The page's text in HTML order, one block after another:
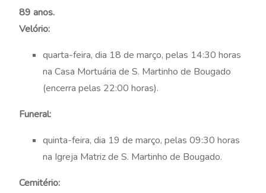
89 anos.
Velório:
quarta-feira, dia 18 de março, pelas 14:30 horas
na Casa Mortuária de S. Martinho de Bougado
(encerra pelas 22:00 horas).
Funeral:
quinta-feira, dia 19 de março, pelas 09:30 horas
na Igreja Matriz de S. Martinho de Bougado.
Cemitério: